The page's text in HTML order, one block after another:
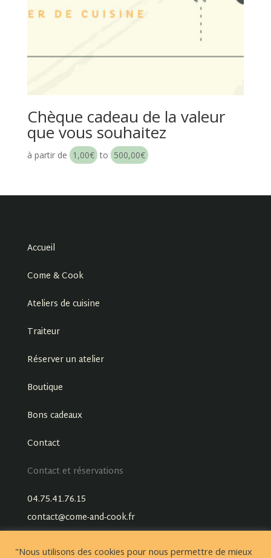
Chèque cadeau de la valeur
que vous souhaitez
à partir de 1,00€ to 500,00€
Accueil
Come & Cook
Ateliers de cuisine
Traiteur
Réserver un atelier
Boutique
Bons cadeaux
Contact
Contact et réservations
04.75.41.76.15
contact@come-and-cook.fr
"Nous utilisons des cookies pour nous permettre de mieux